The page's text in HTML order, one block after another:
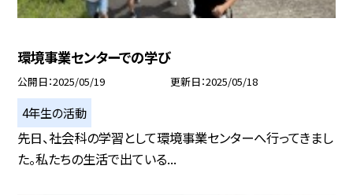
環境事業センターでの学び
公開日 2025/05/19 更新日 2025/05/18
4年生の活動
先日、社会科の学習として環境事業センターへ行ってきまし
た。私たちの生活で出ている...